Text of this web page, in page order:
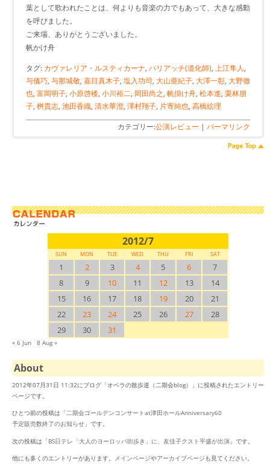
葉として歌われたことは、何よりも音楽の力でもあって、大きな感動
を呼びました。
ご来場、ありがとうございました。
帆かけ舟
タグ: カヴァレリア・ルスティカーナ, パリアッチ(道化師), 上江隼人,
与儀巧, 与那城敬, 嘉目真木子, 塩入功司, 大山亜紀子, 大澤一彰, 大野徹
也, 富岡明子, 小原啓楼, 小川裕二, 岡田尚之, 帆掛け舟, 松本進, 栗林朋
子, 桝貴志, 池田香織, 清水華澄, 澤村翔子, 片寄純也, 高橋絵理
カテゴリー:公演レビュー | パーマリンク
2012/7
SUN MON TUE WED THU FRI SAT
1 2 3 4 5 6
7
8
9 10 11 12 13
14
15
16 17 18 19 20
21
22
23 24 25 26 27
28
29
30 31
« 6 Jun 8 Aug »
About
2012年07月31日 11:32にブログ「オペラの散歩道（二期会blog）」に投稿されたエントリー
ページです。
ひとつ前の投稿は「二期会ゴールデンコンサートat津田ホールAnniversary60
予定販売数終了のお知らせ 」です。
次の投稿は「BS日テレ「大人のヨーロッパ街歩き」に、友佳子クスト平盛が出演 」です。
他にも多くのエントリーがあります。 メインページやアーカイブページ も見てください。